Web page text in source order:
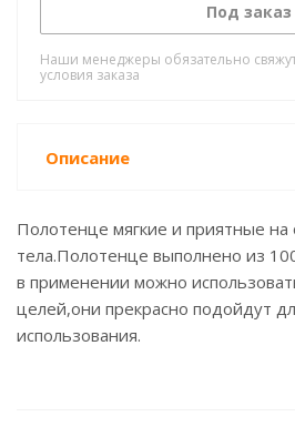
Под заказ
Наши менеджеры обязательно
условия заказа
Описание
Полотенце мягкие и приятные
тела.Полотенце выполнено из
в применении можно
целей,они прекрасно подойдут
использования.